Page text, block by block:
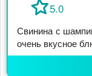
5.0
Свинина с
очень вкусное